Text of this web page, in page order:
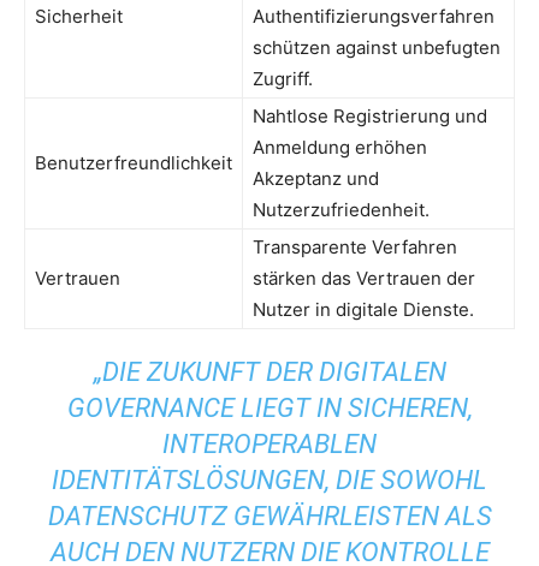
Sicherheit
Authentifizierungsverfahren
schützen against unbefugten
Zugriff.
Benutzerfreundlichkeit
Nahtlose Registrierung und
Anmeldung erhöhen
Akzeptanz und
Nutzerzufriedenheit.
Vertrauen
Transparente Verfahren
stärken das Vertrauen der
Nutzer in digitale Dienste.
„DIE ZUKUNFT DER DIGITALEN
GOVERNANCE LIEGT IN SICHEREN,
INTEROPERABLEN
IDENTITÄTSLÖSUNGEN, DIE SOWOHL
DATENSCHUTZ GEWÄHRLEISTEN ALS
AUCH DEN NUTZERN DIE KONTROLLE